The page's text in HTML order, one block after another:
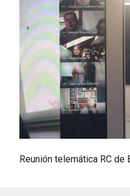
Reunión telemática RC de